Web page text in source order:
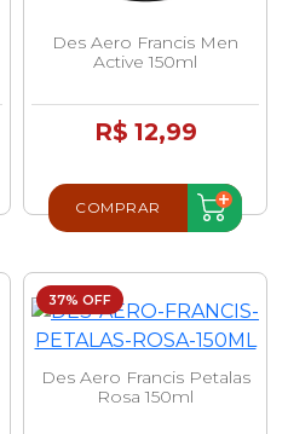
Des Aero Francis Men
Active 150ml
R$ 12,99
COMPRAR
37% OFF
Des Aero Francis Petalas
Rosa 150ml